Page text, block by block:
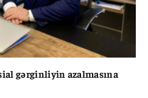
gərginliyin azalmasına